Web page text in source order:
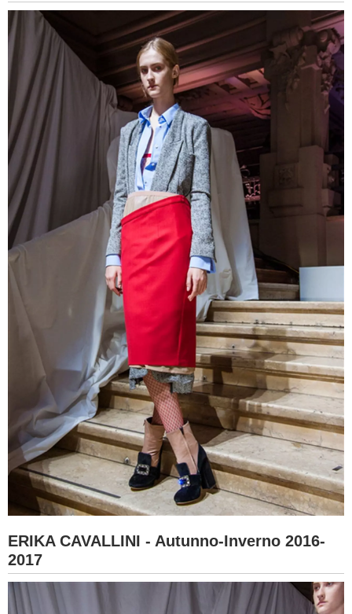
ERIKA CAVALLINI - Autunno-Inverno 2016-
2017